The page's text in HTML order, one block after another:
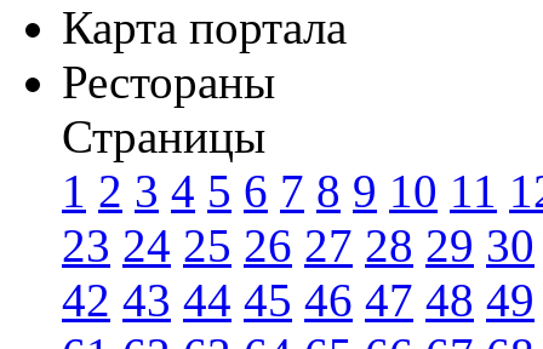
Карта портала
Рестораны
Страницы
1 2 3 4 5 6 7 8 9 10 11
23 24 25 26 27 28 29 30
42 43 44 45 46 47 48 49